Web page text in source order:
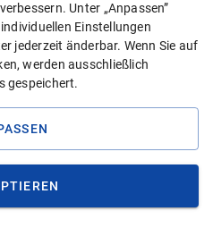
einreichen und
Unter „Anpassen”
Einstellungen
jederzeit änderbar. Wenn Sie auf
werden ausschließlich
gespeichert.